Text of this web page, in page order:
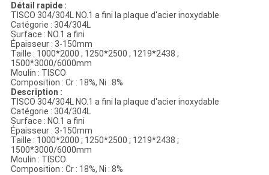
Détail rapide :
TISCO 304/304L NO.1 a fini la plaque d'acier inoxydable
Catégorie : 304/304L
Surface : NO.1 a fini
Épaisseur : 3-150mm
Taille : 1000*2000 ; 1250*2500 ; 1219*2438 ;
1500*3000/6000mm
Moulin : TISCO
Composition : Cr : 18%, Ni : 8%
Description :
TISCO 304/304L NO.1 a fini la plaque d'acier inoxydable
Catégorie : 304/304L
Surface : NO.1 a fini
Épaisseur : 3-150mm
Taille : 1000*2000 ; 1250*2500 ; 1219*2438 ;
1500*3000/6000mm
Moulin : TISCO
Composition : Cr : 18%, Ni : 8%